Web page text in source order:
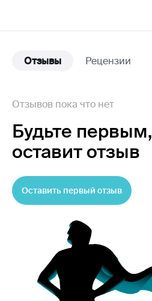
Отзывы Рецензии
Отзывов пока что нет
Будьте первым,
оставит отзыв
Оставить первый отзыв